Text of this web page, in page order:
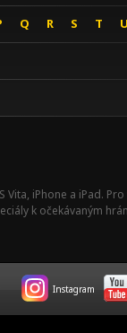
Q R S T U
Vita, iPhone a iPad.
k očekávaným
Instagram